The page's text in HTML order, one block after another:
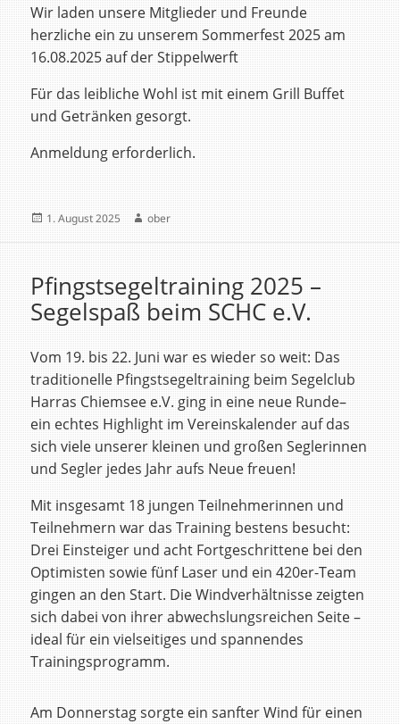
Wir laden unsere Mitglieder und Freunde
herzliche ein zu unserem Sommerfest 2025 am
16.08.2025 auf der Stippelwerft
Für das leibliche Wohl ist mit einem Grill Buffet
und Getränken gesorgt.
Anmeldung erforderlich.
Veröffentlicht
am
1. August 2025 Autor
ober
Pfingstsegeltraining 2025 –
Segelspaß beim SCHC e.V.
Vom 19. bis 22. Juni war es wieder so weit: Das
traditionelle Pfingstsegeltraining beim Segelclub
Harras Chiemsee e.V. ging in eine neue Runde–
ein echtes Highlight im Vereinskalender auf das
sich viele unserer kleinen und großen Seglerinnen
und Segler jedes Jahr aufs Neue freuen!
Mit insgesamt 18 jungen Teilnehmerinnen und
Teilnehmern war das Training bestens besucht:
Drei Einsteiger und acht Fortgeschrittene bei den
Optimisten sowie fünf Laser und ein 420er-Team
gingen an den Start. Die Windverhältnisse zeigten
sich dabei von ihrer abwechslungsreichen Seite –
ideal für ein vielseitiges und spannendes
Trainingsprogramm.
Am Donnerstag sorgte ein sanfter Wind für einen